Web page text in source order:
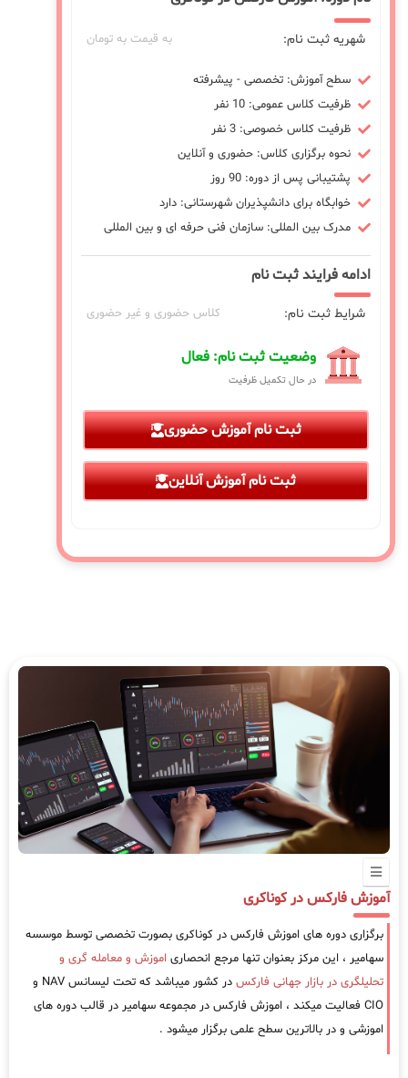
شهریه ثبت نام: به قیمت به تومان
سطح آموزش: تخصصی - پیشرفته
ظرفیت کلاس عمومی: 10 نفر
ظرفیت کلاس خصوصی: 3 نفر
نحوه برگزاری کلاس: حضوری و آنلاین
پشتیبانی پس از دوره: 90 روز
خوابگاه برای دانشپذیران شهرستانی: دارد
مدرک بین المللی: سازمان فنی حرفه ای و بین المللی
ادامه فرایند ثبت نام
شرایط ثبت نام: کلاس حضوری و غیر حضوری
وضعیت ثبت نام: فعال
در حال تکمیل ظرفیت
ثبت نام آموزش حضوری
ثبت نام آموزش آنلاین
آموزش فارکس در کوناکری
برگزاری دوره های اموزش فارکس در کوناکری بصورت تخصصی توسط موسسه
سهامیر ، این مرکز بعنوان تنها مرجع انحصاری اموزش و معامله گری و
تحلیلگری در بازار جهانی فارکس
در کشور میباشد که تحت لیسانس NAV و
CIO فعالیت میکند ، اموزش فارکس در مجموعه سهامیر در قالب دوره های
اموزشی و در بالاترین سطح علمی برگزار میشود .